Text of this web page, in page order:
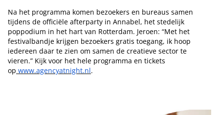
Na het programma komen bezoekers en bureaus samen
tijdens de officiële afterparty in Annabel, het stedelijk
poppodium in het hart van Rotterdam. Jeroen: “Met het
festivalbandje krijgen bezoekers gratis toegang, ik hoop
iedereen daar te zien om samen de creatieve sector te
vieren.” Kijk voor het hele programma en tickets
op www.agencyatnight.nl.